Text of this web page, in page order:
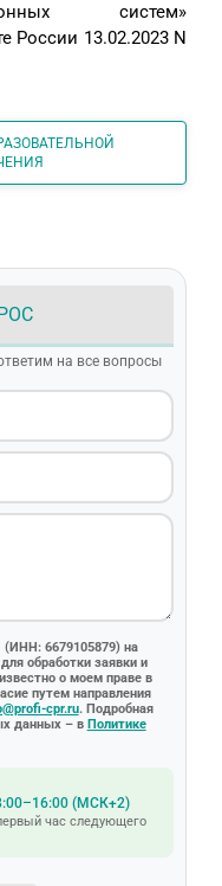
систем»
России 13.02.2023 N
на все вопросы
6679105879) на
обработки заявки и
о моем праве в
путем направления
cpr.ru. Подробная
данных – в Политике
(МСК+2)
час следующего